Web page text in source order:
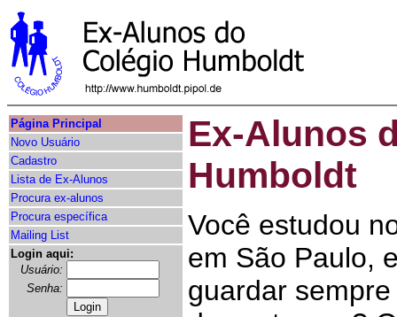
Página Principal
Novo Usuário
Cadastro
Lista de Ex-Alunos
Procura ex-alunos
Procura específica
Mailing List
Login aqui:
Usuário:
Senha:
Ex-Alunos
Humboldt
Você estudou
em São Paulo,
guardar